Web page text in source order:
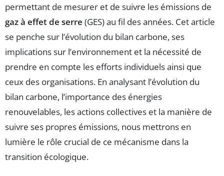
permettant de mesurer et de suivre les émissions de
gaz à effet de serre (GES) au fil des années. Cet article
se penche sur l’évolution du bilan carbone, ses
implications sur l’environnement et la nécessité de
prendre en compte les efforts individuels ainsi que
ceux des organisations. En analysant l’évolution du
bilan carbone, l’importance des énergies
renouvelables, les actions collectives et la manière de
suivre ses propres émissions, nous mettrons en
lumière le rôle crucial de ce mécanisme dans la
transition écologique.